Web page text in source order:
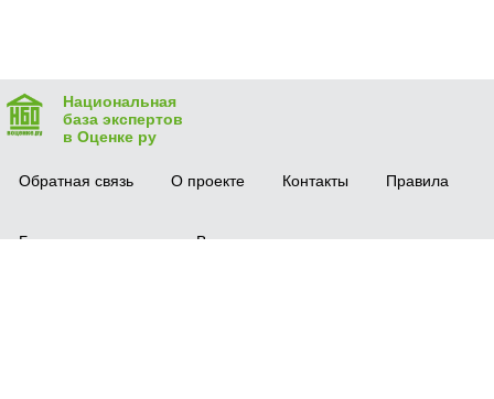
Национальная
база экспертов
в Оценке ру
Обратная связь О проекте Контакты Правила
Безопасная сделка Вопрос-ответ